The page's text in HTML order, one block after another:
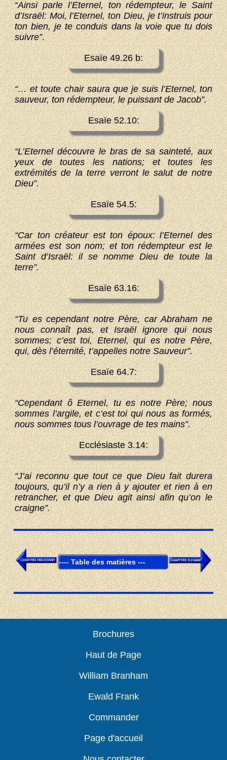
“Ainsi parle l’Eternel, ton rédempteur, le Saint
d’Israël: Moi, l’Eternel, ton Dieu, je t’instruis pour
ton bien, je te conduis dans la voie que tu dois
suivre”.
Esaïe 49.26 b:
“… et toute chair saura que je suis l’Eternel, ton
sauveur, ton rédempteur, le puissant de Jacob”.
Esaïe 52.10:
“L’Eternel découvre le bras de sa sainteté, aux
yeux de toutes les nations; et toutes les
extrémités de la terre verront le salut de notre
Dieu”.
Esaïe 54.5:
“Car ton créateur est ton époux: l’Eternel des
armées est son nom; et ton rédempteur est le
Saint d’Israël: il se nomme Dieu de toute la
terre”.
Esaïe 63.16:
“Tu es cependant notre Père, car Abraham ne
nous connaît pas, et Israël ignore qui nous
sommes; c’est toi, Eternel, qui es notre Père,
qui, dès l’éternité, t’appelles notre Sauveur”.
Esaïe 64.7:
“Cependant ô Eternel, tu es notre Père; nous
sommes l’argile, et c’est toi qui nous as formés,
nous sommes tous l’ouvrage de tes mains”.
Ecclésiaste 3.14:
“J’ai reconnu que tout ce que Dieu fait durera
toujours, qu’il n’y a rien à y ajouter et rien à en
retrancher, et que Dieu agit ainsi afin qu’on le
craigne”.
Brochures
Haut de Page
William Branham
Ewald Frank
Commander
Page d'accueil